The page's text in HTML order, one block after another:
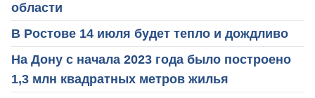
области
В Ростове 14 июля будет тепло и дождливо
На Дону с начала 2023 года было построено
1,3 млн квадратных метров жилья